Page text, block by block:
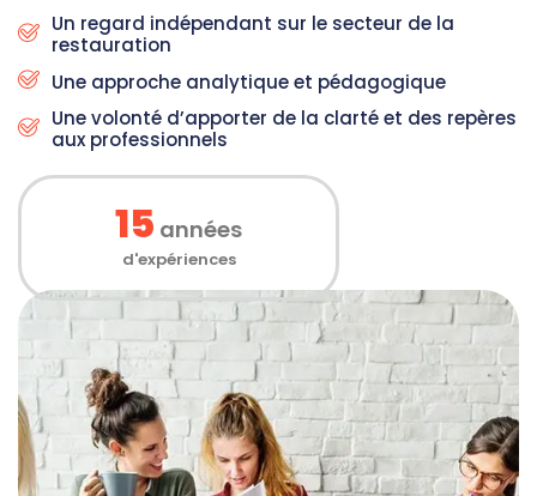
Un regard indépendant sur le secteur de la
restauration
Une approche analytique et pédagogique
Une volonté d’apporter de la clarté et des repères
aux professionnels
15 années
d'expériences